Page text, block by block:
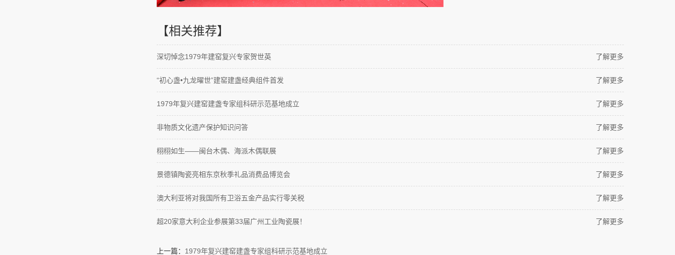
【相关推荐】
了解更多
深切悼念1979年建窑复兴专家贺世英
了解更多
“初心盏•九龙曜世”建窑建盏经典组件首发
了解更多
1979年复兴建窑建盏专家组科研示范基地成立
了解更多
非物质文化遗产保护知识问答
了解更多
栩栩如生——闽台木偶、海派木偶联展
了解更多
景德镇陶瓷亮相东京秋季礼品消费品博览会
了解更多
澳大利亚将对我国所有卫浴五金产品实行零关税
了解更多
超20家意大利企业参展第33届广州工业陶瓷展！
上一篇： 1979年复兴建窑建盏专家组科研示范基地成立